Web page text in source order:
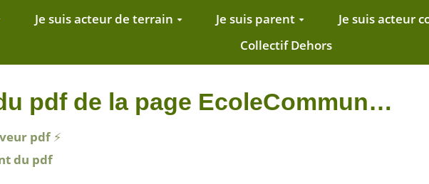
Je suis acteur de terrain Je suis parent Je suis acteur
Collectif Dehors
pdf de la page EcoleCommun…
pdf ⚡
du pdf